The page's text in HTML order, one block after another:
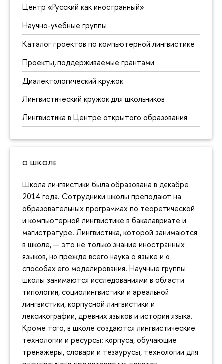
Центр «Русский как иностранный»
Научно-учебные группы
Каталог проектов по компьютерной лингвистике
Проекты, поддерживаемые грантами
Диалектологический кружок
Лингвистический кружок для школьников
Лингвистика в Центре открытого образования
О ШКОЛЕ
Школа лингвистики была образована в декабре
2014 года. Сотрудники школы преподают на
образовательных программах по теоретической
и компьютерной лингвистике в бакалавриате и
магистратуре. Лингвистика, которой занимаются
в школе, — это не только знание иностранных
языков, но прежде всего наука о языке и о
способах его моделирования. Научные группы
школы занимаются исследованиями в области
типологии, социолингвистики и ареальной
лингвистики, корпусной лингвистики и
лексикографии, древних языков и истории языка.
Кроме того, в школе создаются лингвистические
технологии и ресурсы: корпуса, обучающие
тренажеры, словари и тезаурусы, технологии для